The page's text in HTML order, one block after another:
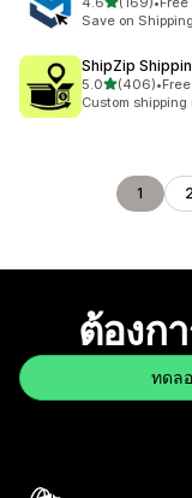
ทั้งหมด 169 รีวิว
Save on
ShipZip
5.0เต็ม 5 ดาว
(406)
ทั้งหมด 406 รีวิว
•
Custom
1 2
ต้องก
ทดล